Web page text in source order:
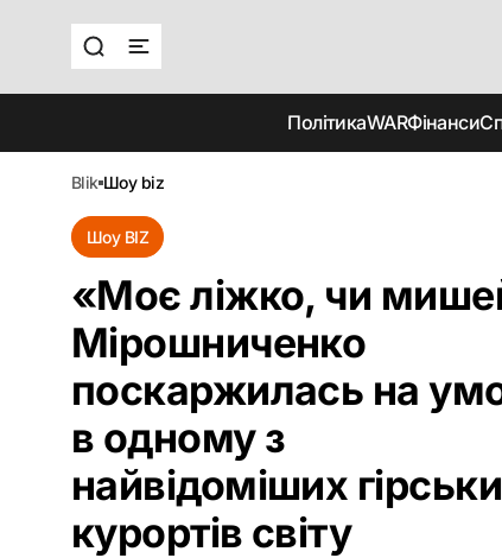
ПолітикаWARФінанси
blik шоу biz
Шоу BIZ
«Моє ліжко, чи
Мірошниченко
поскаржилась на
в одному з
найвідоміших
курортів світу